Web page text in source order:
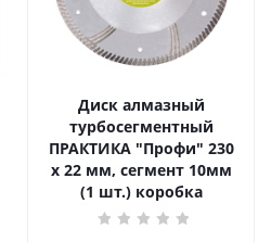
Диск алмазный
турбосегментный
ПРАКТИКА "Профи" 230
х 22 мм, сегмент 10мм
(1 шт.) коробка